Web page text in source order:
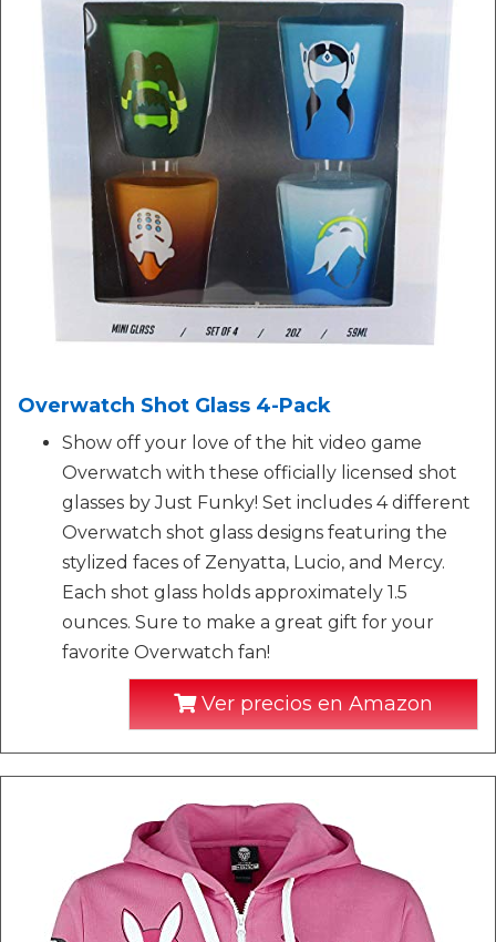
Overwatch Shot Glass 4-Pack
Show off your love of the hit video game
Overwatch with these officially licensed shot
glasses by Just Funky! Set includes 4 different
Overwatch shot glass designs featuring the
stylized faces of Zenyatta, Lucio, and Mercy.
Each shot glass holds approximately 1.5
ounces. Sure to make a great gift for your
favorite Overwatch fan!
Ver precios en Amazon